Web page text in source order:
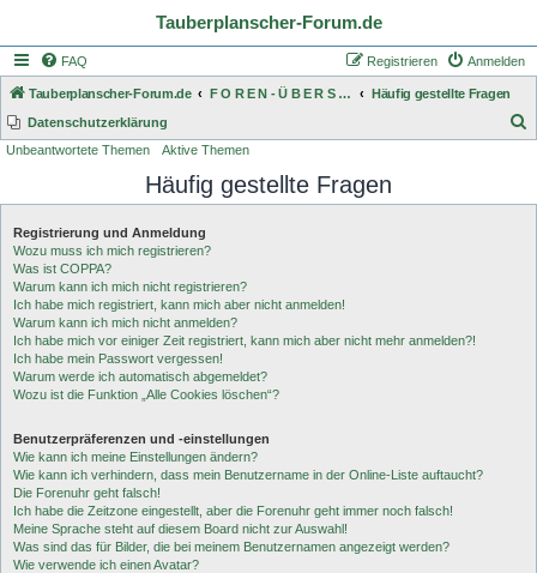
Tauberplanscher-Forum.de
FAQ Anmelden
Registrieren
Tauberplanscher-Forum.de F O R E N - Ü B E R S I C H T
Häufig gestellte Fragen
Datenschutzerklärung
h
Unbeantwortete Themen Aktive Themen
Häufig gestellte Fragen
Registrierung und Anmeldung
Wozu muss ich mich registrieren?
Was ist COPPA?
Warum kann ich mich nicht registrieren?
Ich habe mich registriert, kann mich aber nicht anmelden!
Warum kann ich mich nicht anmelden?
Ich habe mich vor einiger Zeit registriert, kann mich aber nicht mehr anmelden?!
Ich habe mein Passwort vergessen!
Warum werde ich automatisch abgemeldet?
Wozu ist die Funktion „Alle Cookies löschen“?
Benutzerpräferenzen und -einstellungen
Wie kann ich meine Einstellungen ändern?
Wie kann ich verhindern, dass mein Benutzername in der Online-Liste auftaucht?
Die Forenuhr geht falsch!
Ich habe die Zeitzone eingestellt, aber die Forenuhr geht immer noch falsch!
Meine Sprache steht auf diesem Board nicht zur Auswahl!
Was sind das für Bilder, die bei meinem Benutzernamen angezeigt werden?
Wie verwende ich einen Avatar?